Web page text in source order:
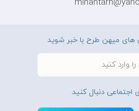
های میهن طرح با خبر شوید
اجتماعی دنبال کنید